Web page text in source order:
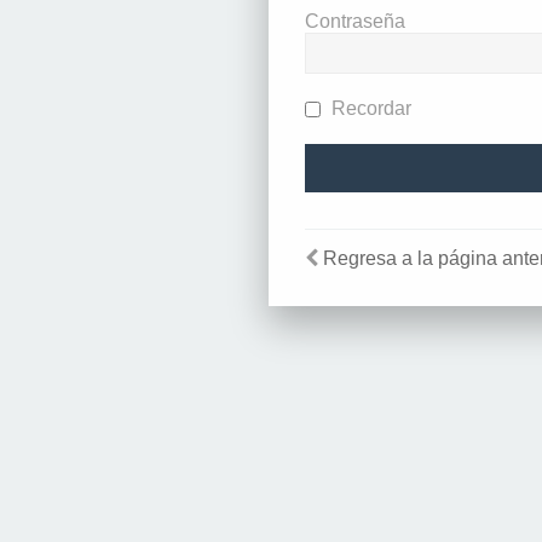
Contraseña
Recordar
Regresa a la página